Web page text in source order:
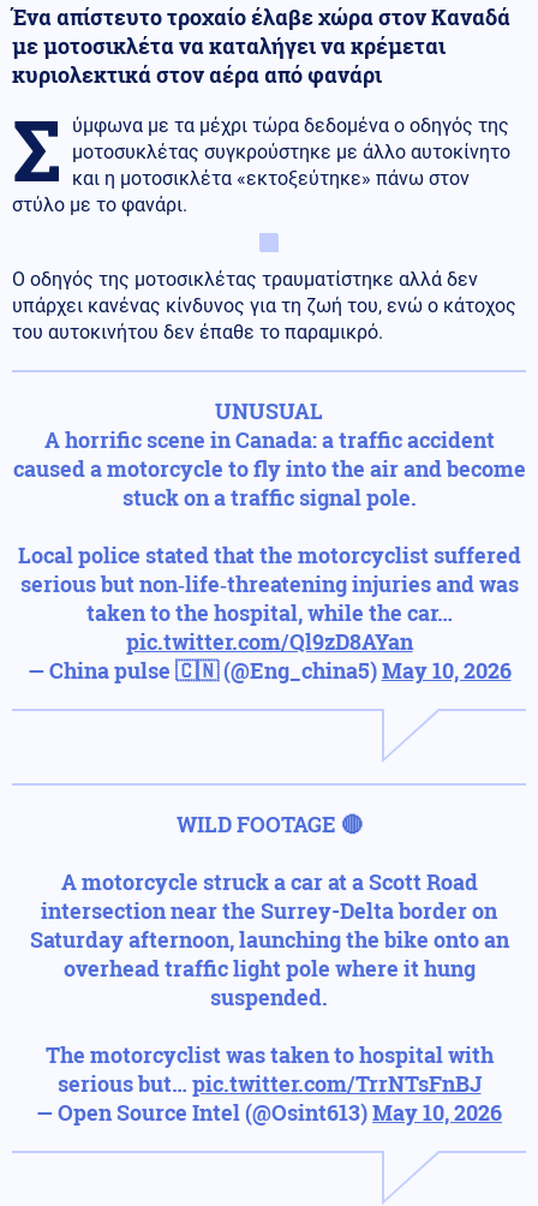
Ένα απίστευτο τροχαίο έλαβε χώρα στον Καναδά
με μοτοσικλέτα να καταλήγει να κρέμεται
κυριολεκτικά στον αέρα από φανάρι
Σ
ύμφωνα με τα μέχρι τώρα δεδομένα ο οδηγός της
μοτοσυκλέτας συγκρούστηκε με άλλο αυτοκίνητο
και η μοτοσικλέτα «εκτοξεύτηκε» πάνω στον
στύλο με το φανάρι.
Ο οδηγός της μοτοσικλέτας τραυματίστηκε αλλά δεν
υπάρχει κανένας κίνδυνος για τη ζωή του, ενώ ο κάτοχος
του αυτοκινήτου δεν έπαθε το παραμικρό.
UNUSUAL
A horrific scene in Canada: a traffic accident
caused a motorcycle to fly into the air and become
stuck on a traffic signal pole.
Local police stated that the motorcyclist suffered
serious but non‑life‑threatening injuries and was
taken to the hospital, while the car…
pic.twitter.com/Ql9zD8AYan
— China pulse 🇨🇳 (@Eng_china5)May 10, 2026
WILD FOOTAGE 🔴
A motorcycle struck a car at a Scott Road
intersection near the Surrey-Delta border on
Saturday afternoon, launching the bike onto an
overhead traffic light pole where it hung
suspended.
The motorcyclist was taken to hospital with
serious but… pic.twitter.com/TrrNTsFnBJ
— Open Source Intel (@Osint613)May 10, 2026